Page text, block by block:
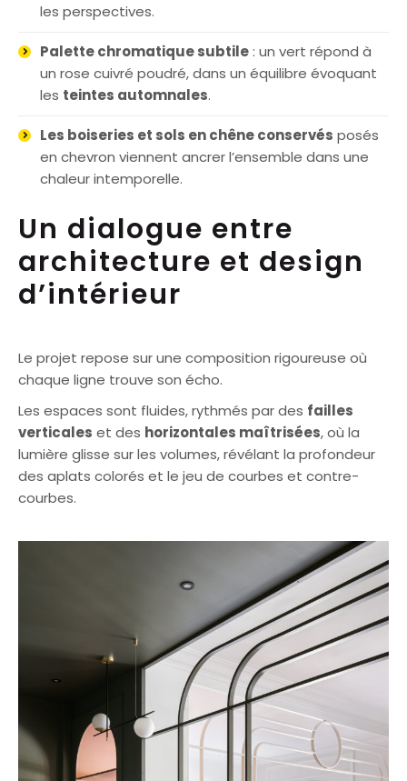
les perspectives.
Palette chromatique subtile: un vert répond à
un rose cuivré poudré, dans un équilibre évoquant
les teintes automnales.
Les boiseries et sols en chêne conservés posés
en chevron viennent ancrer l’ensemble dans une
chaleur intemporelle.
Un dialogue entre
architecture et design
d’intérieur
Le projet repose sur une composition rigoureuse où
chaque ligne trouve son écho.
Les espaces sont fluides, rythmés par des failles
verticales et des horizontales maîtrisées, où la
lumière glisse sur les volumes, révélant la profondeur
des aplats colorés et le jeu de courbes et contre-
courbes.